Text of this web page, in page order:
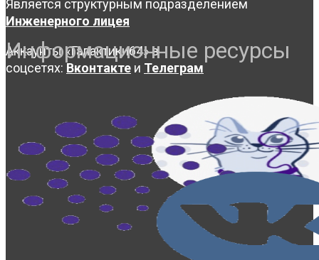
Является структурным подразделением
Инженерного лицея
Аккаунты «Галактики64» в
соцсетях: Вконтакте и Телеграм
Информационные ресурсы